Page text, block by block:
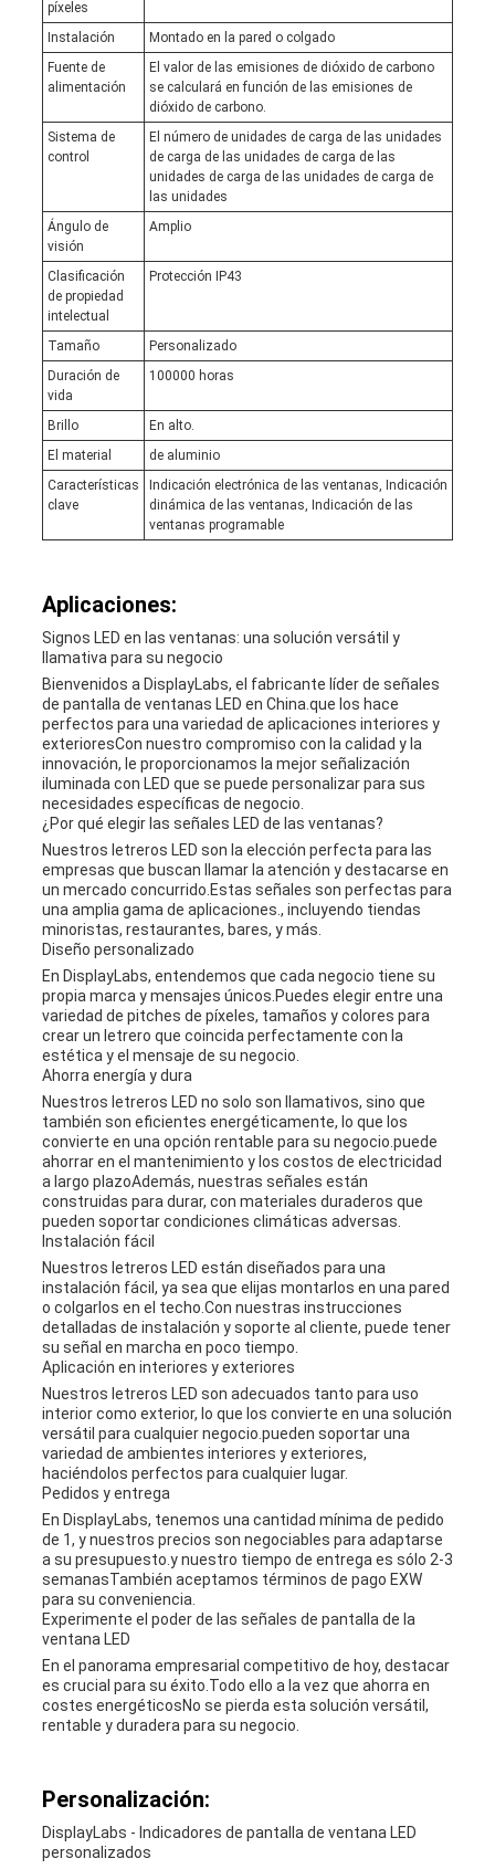
píxeles
Instalación
Montado en la pared o colgado
Fuente de
alimentación
El valor de las emisiones de dióxido de carbono
se calculará en función de las emisiones de
dióxido de carbono.
Sistema de
control
El número de unidades de carga de las unidades
de carga de las unidades de carga de las
unidades de carga de las unidades de carga de
las unidades
Ángulo de
visión
Amplio
Clasificación
de propiedad
intelectual
Protección IP43
Tamaño
Personalizado
Duración de
vida
100000 horas
Brillo
En alto.
El material
de aluminio
Características
clave
Indicación electrónica de las ventanas, Indicación
dinámica de las ventanas, Indicación de las
ventanas programable
Aplicaciones:
Signos LED en las ventanas: una solución versátil y
llamativa para su negocio
Bienvenidos a DisplayLabs, el fabricante líder de señales
de pantalla de ventanas LED en China.que los hace
perfectos para una variedad de aplicaciones interiores y
exterioresCon nuestro compromiso con la calidad y la
innovación, le proporcionamos la mejor señalización
iluminada con LED que se puede personalizar para sus
necesidades específicas de negocio.
¿Por qué elegir las señales LED de las ventanas?
Nuestros letreros LED son la elección perfecta para las
empresas que buscan llamar la atención y destacarse en
un mercado concurrido.Estas señales son perfectas para
una amplia gama de aplicaciones., incluyendo tiendas
minoristas, restaurantes, bares, y más.
Diseño personalizado
En DisplayLabs, entendemos que cada negocio tiene su
propia marca y mensajes únicos.Puedes elegir entre una
variedad de pitches de píxeles, tamaños y colores para
crear un letrero que coincida perfectamente con la
estética y el mensaje de su negocio.
Ahorra energía y dura
Nuestros letreros LED no solo son llamativos, sino que
también son eficientes energéticamente, lo que los
convierte en una opción rentable para su negocio.puede
ahorrar en el mantenimiento y los costos de electricidad
a largo plazoAdemás, nuestras señales están
construidas para durar, con materiales duraderos que
pueden soportar condiciones climáticas adversas.
Instalación fácil
Nuestros letreros LED están diseñados para una
instalación fácil, ya sea que elijas montarlos en una pared
o colgarlos en el techo.Con nuestras instrucciones
detalladas de instalación y soporte al cliente, puede tener
su señal en marcha en poco tiempo.
Aplicación en interiores y exteriores
Nuestros letreros LED son adecuados tanto para uso
interior como exterior, lo que los convierte en una solución
versátil para cualquier negocio.pueden soportar una
variedad de ambientes interiores y exteriores,
haciéndolos perfectos para cualquier lugar.
Pedidos y entrega
En DisplayLabs, tenemos una cantidad mínima de pedido
de 1, y nuestros precios son negociables para adaptarse
a su presupuesto.y nuestro tiempo de entrega es sólo 2-3
semanasTambién aceptamos términos de pago EXW
para su conveniencia.
Experimente el poder de las señales de pantalla de la
ventana LED
En el panorama empresarial competitivo de hoy, destacar
es crucial para su éxito.Todo ello a la vez que ahorra en
costes energéticosNo se pierda esta solución versátil,
rentable y duradera para su negocio.
Personalización:
DisplayLabs - Indicadores de pantalla de ventana LED
personalizados